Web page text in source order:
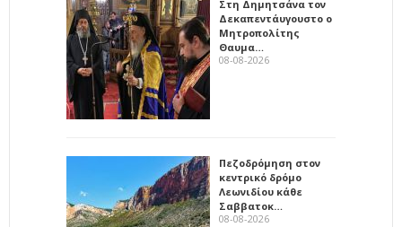
Στη Δημητσάνα τον
Δεκαπεντάυγουστο ο
Μητροπολίτης
Θαυμα…
08-08-2026
Πεζοδρόμηση στον
κεντρικό δρόμο
Λεωνιδίου κάθε
Σαββατοκ…
08-08-2026